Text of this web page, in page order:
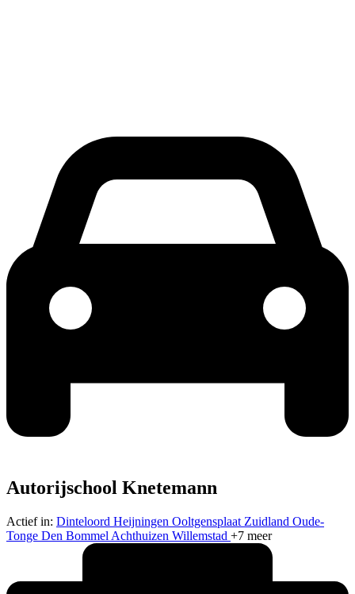
Autorijschool Knetemann
Actief in: Dinteloord Heijningen Ooltgensplaat Zuidland Oude-
Tonge Den Bommel Achthuizen Willemstad +7 meer